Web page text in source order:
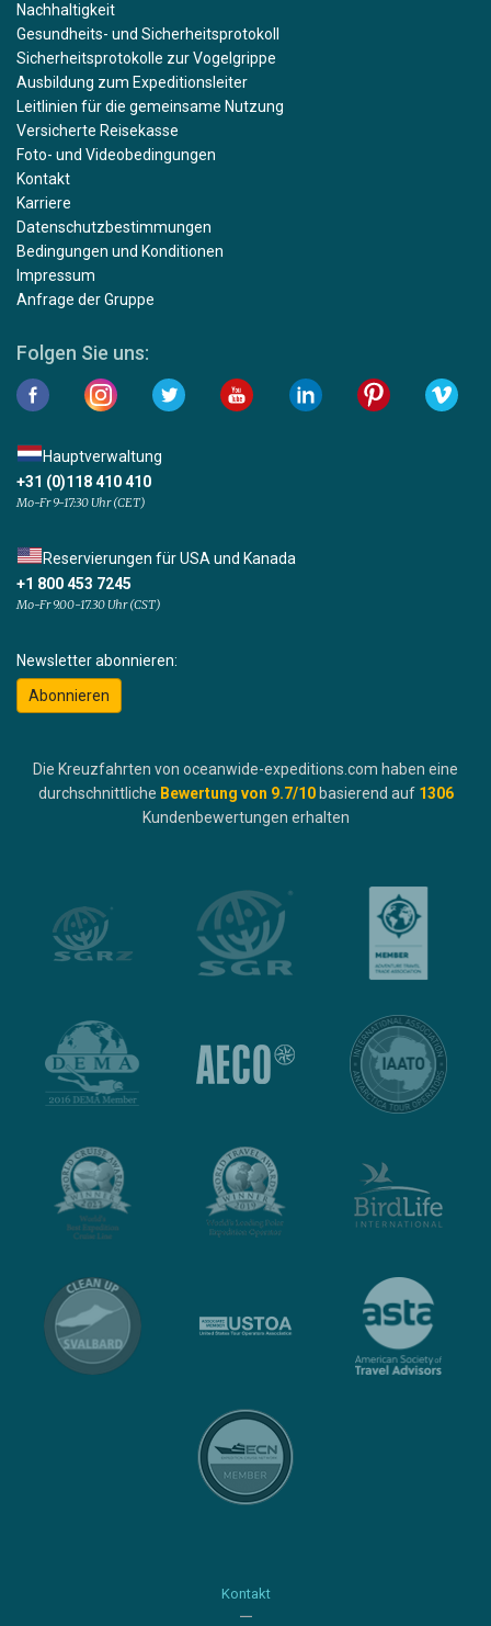
Nachhaltigkeit
Gesundheits- und Sicherheitsprotokoll
Sicherheitsprotokolle zur Vogelgrippe
Ausbildung zum Expeditionsleiter
Leitlinien für die gemeinsame Nutzung
Versicherte Reisekasse
Foto- und Videobedingungen
Kontakt
Karriere
Datenschutzbestimmungen
Bedingungen und Konditionen
Impressum
Anfrage der Gruppe
Folgen Sie uns:
Hauptverwaltung
+31 (0)118 410 410
Mo-Fr 9-17:30 Uhr (CET)
Reservierungen für USA und Kanada
+1 800 453 7245
Mo-Fr 9.00-17.30 Uhr (CST)
Newsletter abonnieren:
Abonnieren
Die Kreuzfahrten von oceanwide-expeditions.com haben eine
durchschnittliche Bewertung von 9.7/10 basierend auf 1306
Kundenbewertungen erhalten
Kontakt